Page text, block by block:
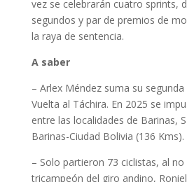
vez se celebrarán cuatro sprints,
segundos y par de premios de
la raya de sentencia.
A saber
– Arlex Méndez suma su
Vuelta al Táchira. En 2025 se
entre las localidades de Barinas,
Barinas-Ciudad Bolivia (136 Kms).
– Solo partieron 73 ciclistas, al
tricampeón del giro andino,